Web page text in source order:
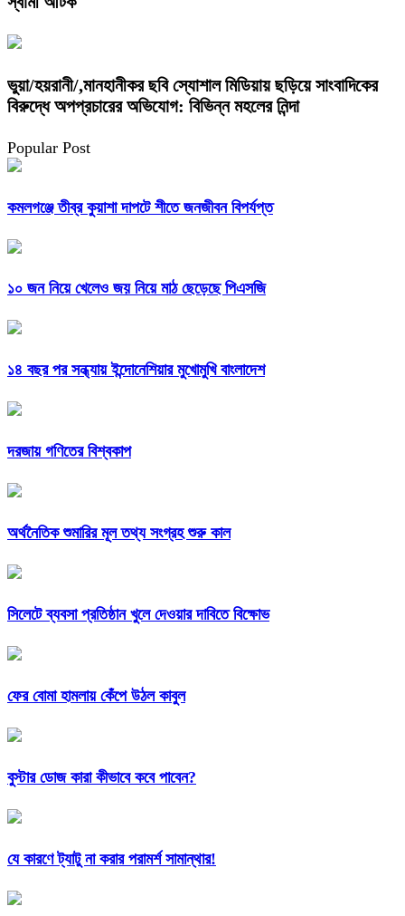
ভুয়া/হয়রানী/,মানহানীকর ছবি স্যোশাল মিডিয়ায় ছড়িয়ে সাংবাদিকের
বিরুদ্ধে অপপ্রচারের অভিযোগ: বিভিন্ন মহলের নিন্দা
Popular Post
কমলগঞ্জে তীব্র কুয়াশা দাপটে শীতে জনজীবন বিপর্যপ্ত
১০ জন নিয়ে খেলেও জয় নিয়ে মাঠ ছেড়েছে পিএসজি
১৪ বছর পর সন্ধ্যায় ইন্দোনেশিয়ার মুখোমুখি বাংলাদেশ
দরজায় গণিতের বিশ্বকাপ
অর্থনৈতিক শুমারির মূল তথ্য সংগ্রহ শুরু কাল
সিলেটে ব্যবসা প্রতিষ্ঠান খুলে দেওয়ার দাবিতে বিক্ষোভ
ফের বোমা হামলায় কেঁপে উঠল কাবুল
বুস্টার ডোজ কারা কীভাবে কবে পাবেন?
যে কারণে ট্যাটু না করার পরামর্শ সামান্থার!